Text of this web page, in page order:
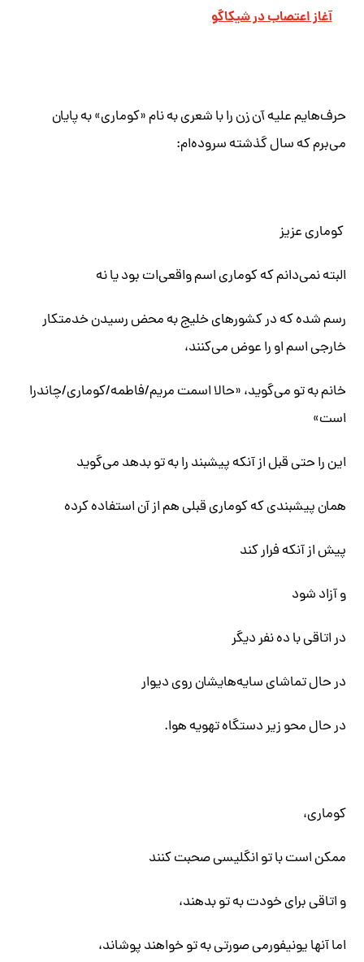
آغاز اعتصاب در شیکاگو
حرف‌هایم علیهآن زنرا با شعری به نام «کوماری» به پایان
می‌برم که سال گذشته سروده‌ام:
کوماری عزیز
البته نمی‌دانم که کوماری اسم واقعی‌ات بود یا نه
رسم شده که در کشورهای خلیج به محض رسیدن خدمتکار
خارجی اسم او را عوض می‌کنند،
خانم به تو می‌گوید، «حالا اسمت مریم/فاطمه/کوماری/چاندرا
است»
این را حتی قبل از آنکه پیشبند را به تو بدهد می‌گوید
همان پیشبندی که کوماری قبلی هم از آن استفاده کرده
پیش از آنکه فرار کند
و آزاد شود
در اتاقی با ده نفر دیگر
در حال تماشای سایه‌هایشان روی دیوار
در حال محو زیر دستگاه تهویه هوا.
کوماری،
ممکن است با تو انگلیسی صحبت کنند
و اتاقی برای خودت به تو بدهند،
اما آنها یونیفورمی صورتی به تو خواهند پوشاند،